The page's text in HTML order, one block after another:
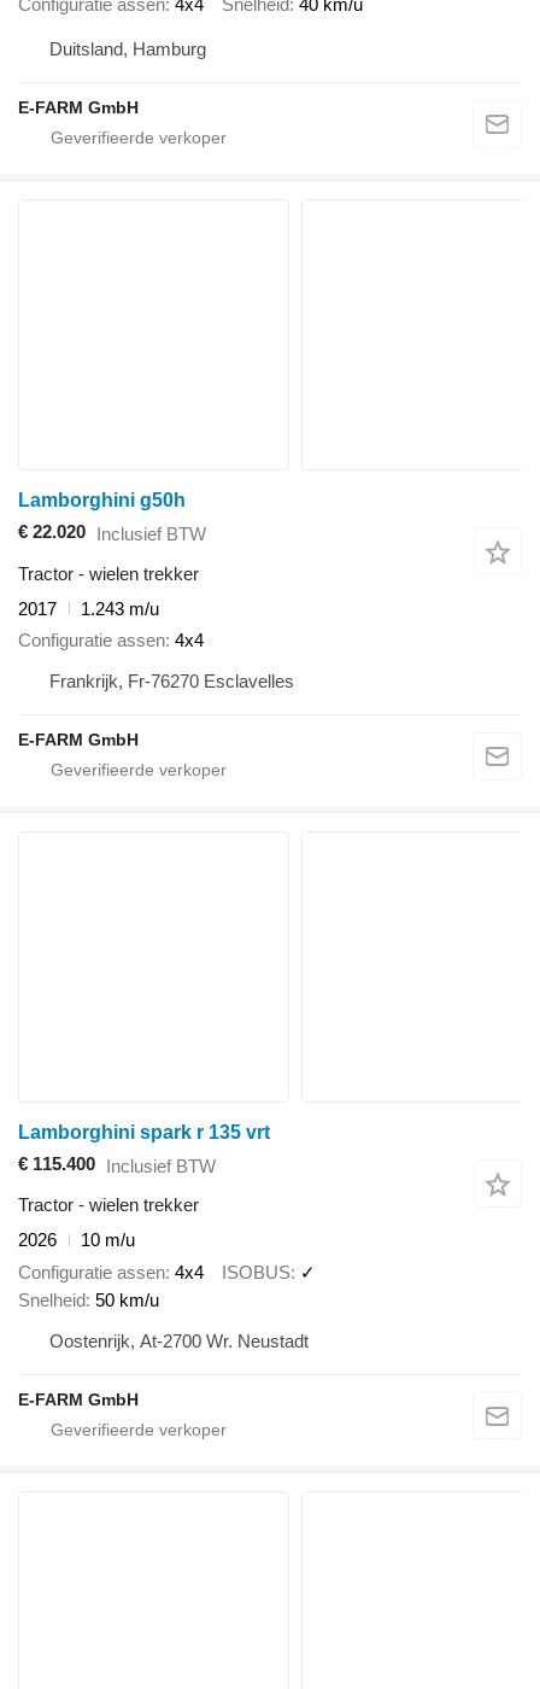
Configuratie assen 4x4 Snelheid 40 km/u
Duitsland, Hamburg
E-FARM GmbH
Lamborghini g50h
€ 22.020 Inclusief BTW
Tractor - wielen trekker
2017
1.243 m/u
Configuratie assen 4x4
Frankrijk, Fr-76270 Esclavelles
E-FARM GmbH
Lamborghini spark r 135 vrt
€ 115.400 Inclusief BTW
Tractor - wielen trekker
2026
10 m/u
Configuratie assen 4x4 ISOBUS ✓
Snelheid 50 km/u
Oostenrijk, At-2700 Wr. Neustadt
E-FARM GmbH